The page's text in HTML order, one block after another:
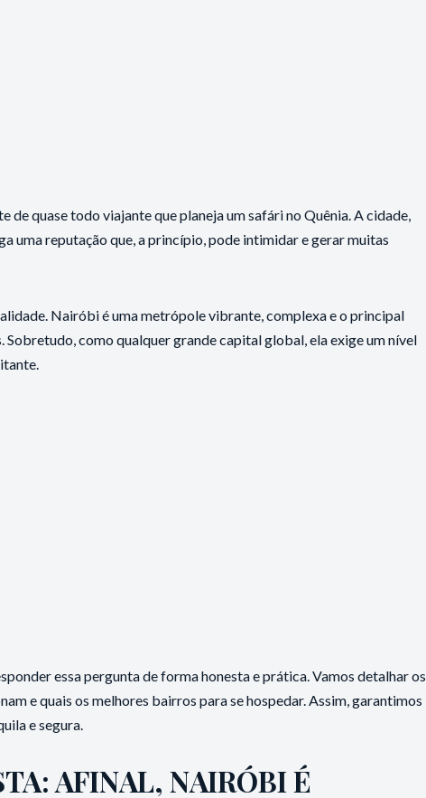
de quase todo viajante que planeja um safári no Quênia. A cidade,
uma reputação que, a princípio, pode intimidar e gerar muitas
Nairóbi é uma metrópole vibrante, complexa e o principal
Sobretudo, como qualquer grande capital global, ela exige um nível
essa pergunta de forma honesta e prática. Vamos detalhar os
e quais os melhores bairros para se hospedar. Assim, garantimos
e segura.
AFINAL, NAIRÓBI É